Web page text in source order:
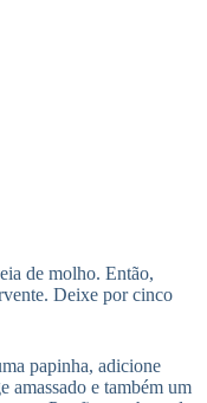
de molho. Então,
Deixe por cinco
papinha, adicione
amassado e também um